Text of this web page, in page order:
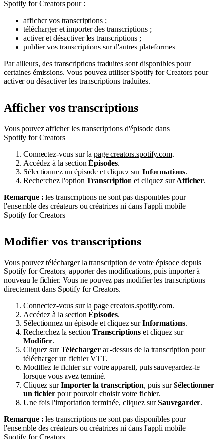
Spotify for Creators pour :
afficher vos transcriptions ;
télécharger et importer des transcriptions ;
activer et désactiver les transcriptions ;
publier vos transcriptions sur d'autres plateformes.
Par ailleurs, des transcriptions traduites sont disponibles pour
certaines émissions. Vous pouvez utiliser Spotify for Creators pour
activer ou désactiver les transcriptions traduites.
Afficher vos transcriptions
Vous pouvez afficher les transcriptions d'épisode dans
Spotify for Creators.
Connectez-vous sur la page creators.spotify.com.
Accédez à la section Épisodes.
Sélectionnez un épisode et cliquez surInformations.
Recherchez l'option Transcription et cliquez sur Afficher.
Remarque : les transcriptions ne sont pas disponibles pour
l'ensemble des créateurs ou créatrices ni dans l'appli mobile
Spotify for Creators.
Modifier vos transcriptions
Vous pouvez télécharger la transcription de votre épisode depuis
Spotify for Creators, apporter des modifications, puis importer à
nouveau le fichier. Vous ne pouvez pas modifier les transcriptions
directement dans Spotify for Creators.
Connectez-vous sur la page creators.spotify.com.
Accédez à la section Épisodes.
Sélectionnez un épisode et cliquez surInformations.
Recherchez la section Transcriptions et cliquez sur
Modifier.
Cliquez surTélécharger au-dessus de la transcription pour
télécharger un fichier VTT.
Modifiez le fichier sur votre appareil, puis sauvegardez-le
lorsque vous avez terminé.
Cliquez surImporter la transcription, puis surSélectionner
un fichier pour pouvoir choisir votre fichier.
Une fois l'importation terminée, cliquez surSauvegarder.
Remarque : les transcriptions ne sont pas disponibles pour
l'ensemble des créateurs ou créatrices ni dans l'appli mobile
Spotify for Creators.